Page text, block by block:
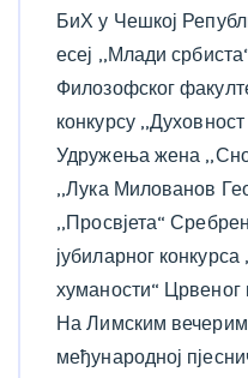
БиХ у Чешкој
есеј ,,Млади
Филозофског
конкурсу
Удружења жена
,,Лука Милованов
,,Просвјета“
јубиларног
хуманости“ Црвеног
На Лимским
међународној